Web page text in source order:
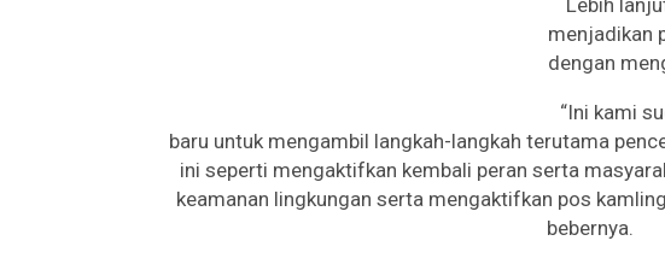
Lebih
menjadikan
dengan
“Ini kami
baru untuk mengambil langkah-langkah terutama
ini seperti mengaktifkan kembali peran serta
keamanan lingkungan serta mengaktifkan pos
bebernya.